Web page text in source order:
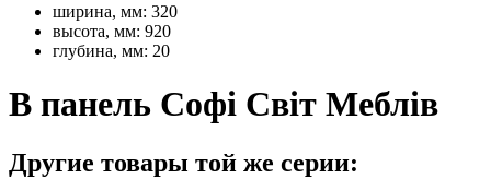
ширина, мм: 320
высота, мм: 920
глубина, мм: 20
В панель Софі Світ Меблів
Другие товары той же серии: